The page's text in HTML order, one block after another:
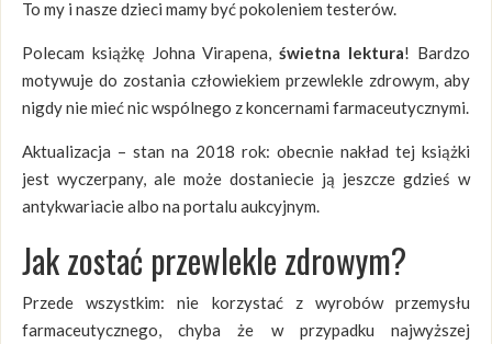
To my i nasze dzieci mamy być pokoleniem testerów.
Polecam książkę Johna Virapena,świetna lektura! Bardzo
motywuje do zostania człowiekiem przewlekle zdrowym, aby
nigdy nie mieć nic wspólnego z koncernami farmaceutycznymi.
Aktualizacja – stan na 2018 rok: obecnie nakład tej książki
jest wyczerpany, ale może dostaniecie ją jeszcze gdzieś w
antykwariacie albo na portalu aukcyjnym.
Jak zostać przewlekle zdrowym?
Przede wszystkim: nie korzystać z wyrobów przemysłu
farmaceutycznego, chyba że w przypadku najwyższej